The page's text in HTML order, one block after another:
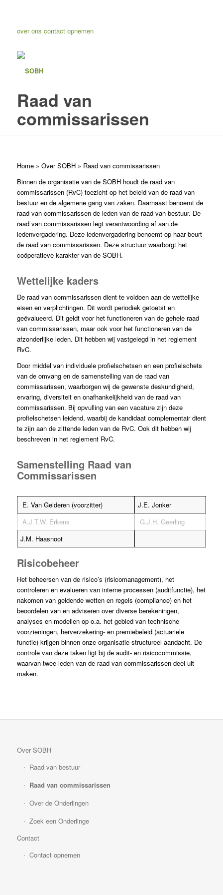
over ons contact opnemen
Raad van
commissarissen
Home» Over SOBH» Raad van commissarissen
Binnen de organisatie van de SOBH houdt de raad van
commissarissen (RvC) toezicht op het beleid van de raad van
bestuur en de algemene gang van zaken. Daarnaast benoemt de
raad van commissarissen de leden van de raad van bestuur. De
raad van commissarissen legt verantwoording af aan de
ledenvergadering. Deze ledenvergadering benoemt op haar beurt
de raad van commissarissen. Deze structuur waarborgt het
coöperatieve karakter van de SOBH.
Wettelijke kaders
De raad van commissarissen dient te voldoen aan de wettelijke
eisen en verplichtingen. Dit wordt periodiek getoetst en
geëvalueerd. Dit geldt voor het functioneren van de gehele raad
van commissarissen, maar ook voor het functioneren van de
afzonderlijke leden. Dit hebben wij vastgelegd in het reglement
RvC.
Door middel van individuele profielschetsen en een profielschets
van de omvang en de samenstelling van de raad van
commissarissen, waarborgen wij de gewenste deskundigheid,
ervaring, diversiteit en onafhankelijkheid van de raad van
commissarissen. Bij opvulling van een vacature zijn deze
profielschetsen leidend, waarbij de kandidaat complementair dient
te zijn aan de zittende leden van de RvC. Ook dit hebben wij
beschreven in het reglement RvC.
Samenstelling Raad van
Commissarissen
E. Van Gelderen (voorzitter)
J.E. Jonker
A.J.T.W. Erkens
G.J.H. Geerling
J.M. Haasnoot
Risicobeheer
Het beheersen van de risico’s (risicomanagement), het
controleren en evalueren van interne processen (auditfunctie), het
nakomen van geldende wetten en regels (compliance) en het
beoordelen van en adviseren over diverse berekeningen,
analyses en modellen op o.a. het gebied van technische
voorzieningen, herverzekering- en premiebeleid (actuariele
functie) krijgen binnen onze organisatie structureel aandacht. De
controle van deze taken ligt bij de audit- en risicocommissie,
waarvan twee leden van de raad van commissarissen deel uit
maken.
Over SOBH
Raad van bestuur
Raad van commissarissen
Over de Onderlingen
Zoek een Onderlinge
Contact
Contact opnemen